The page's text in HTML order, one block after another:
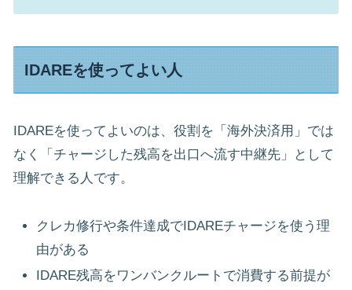
IDAREを使ってよい人
IDAREを使ってよいのは、役割を「海外決済用」では
なく「チャージした残高を出口へ流す中継先」として
理解できる人です。
クレカ修行や条件達成でIDAREチャージを使う理
由がある
IDARE残高をワンバンクルートで消費する前提が